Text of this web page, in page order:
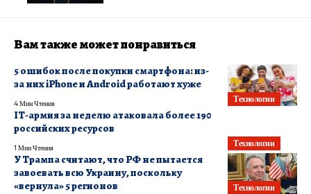
Вам также может понравиться
Технологии
5 ошибок после покупки смартфона: из-
за них iPhone и Android работают хуже
4 Мин Чтения
Технологии
ІТ-армия за неделю атаковала более 190
российских ресурсов
1 Мин Чтения
Технологии
У Трампа считают, что РФ не пытается
завоевать всю Украину, поскольку
«вернула» 5 регионов